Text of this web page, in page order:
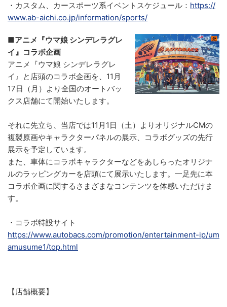
・カスタム、カースポーツ系イベントスケジュール： https://
www.ab-aichi.co.jp/information/sports/
■アニメ『ウマ娘 シンデレラグレ
イ』コラボ企画
アニメ『ウマ娘 シンデレラグレ
イ』と店頭のコラボ企画を、11月
17日（月）より全国のオートバッ
クス店舗にて開始いたします。
それに先立ち、当店では11月1日（土）よりオリジナルCMの
複製原画やキャラクターパネルの展示、コラボグッズの先行
展示を予定しています。
また、車体にコラボキャラクターなどをあしらったオリジナ
ルのラッピングカーを店頭にて展示いたします。一足先に本
コラボ企画に関するさまざまなコンテンツを体感いただけま
す。
・コラボ特設サイト
https://www.autobacs.com/promotion/entertainment-ip/um
amusume1/top.html
【店舗概要】